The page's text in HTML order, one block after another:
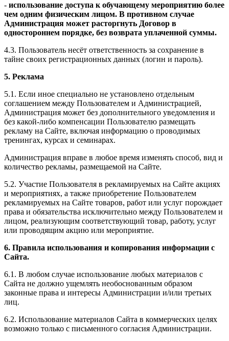
- использование доступа к обучающему мероприятию более
чем одним физическим лицом. В противном случае
Администрация может расторгнуть Договор в
одностороннем порядке, без возврата уплаченной суммы.
4.3. Пользователь несёт ответственность за сохранение в
тайне своих регистрационных данных (логин и пароль).
5. Реклама
5.1. Если иное специально не установлено отдельным
соглашением между Пользователем и Администрацией,
Администрация может без дополнительного уведомления и
без какой-либо компенсации Пользователю размещать
рекламу на Сайте, включая информацию о проводимых
тренингах, курсах и семинарах.
Администрация вправе в любое время изменять способ, вид и
количество рекламы, размещаемой на Сайте.
5.2. Участие Пользователя в рекламируемых на Сайте акциях
и мероприятиях, а также приобретение Пользователем
рекламируемых на Сайте товаров, работ или услуг порождает
права и обязательства исключительно между Пользователем и
лицом, реализующим соответствующий товар, работу, услуг
или проводящим акцию или мероприятие.
6. Правила использования и копирования информации с
Сайта.
6.1. В любом случае использование любых материалов с
Сайта не должно ущемлять необоснованным образом
законные права и интересы Администрации и/или третьих
лиц.
6.2. Использование материалов Сайта в коммерческих целях
возможно только с письменного согласия Администрации.